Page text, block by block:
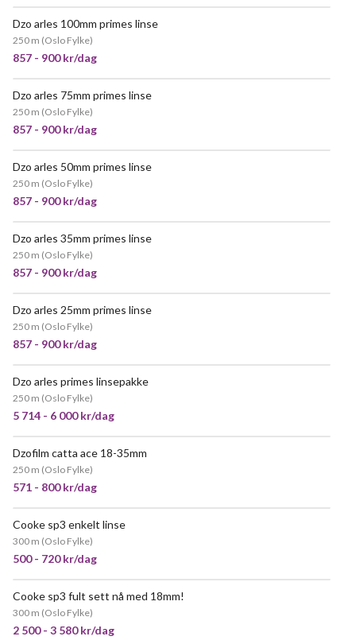
Dzo arles 100mm primes linse
250 m (Oslo Fylke)
857 - 900 kr/dag
Dzo arles 75mm primes linse
250 m (Oslo Fylke)
857 - 900 kr/dag
Dzo arles 50mm primes linse
250 m (Oslo Fylke)
857 - 900 kr/dag
Dzo arles 35mm primes linse
250 m (Oslo Fylke)
857 - 900 kr/dag
Dzo arles 25mm primes linse
250 m (Oslo Fylke)
857 - 900 kr/dag
Dzo arles primes linsepakke
250 m (Oslo Fylke)
5 714 - 6 000 kr/dag
Dzofilm catta ace 18-35mm
250 m (Oslo Fylke)
571 - 800 kr/dag
Cooke sp3 enkelt linse
300 m (Oslo Fylke)
500 - 720 kr/dag
Cooke sp3 fult sett nå med 18mm!
300 m (Oslo Fylke)
2 500 - 3 580 kr/dag